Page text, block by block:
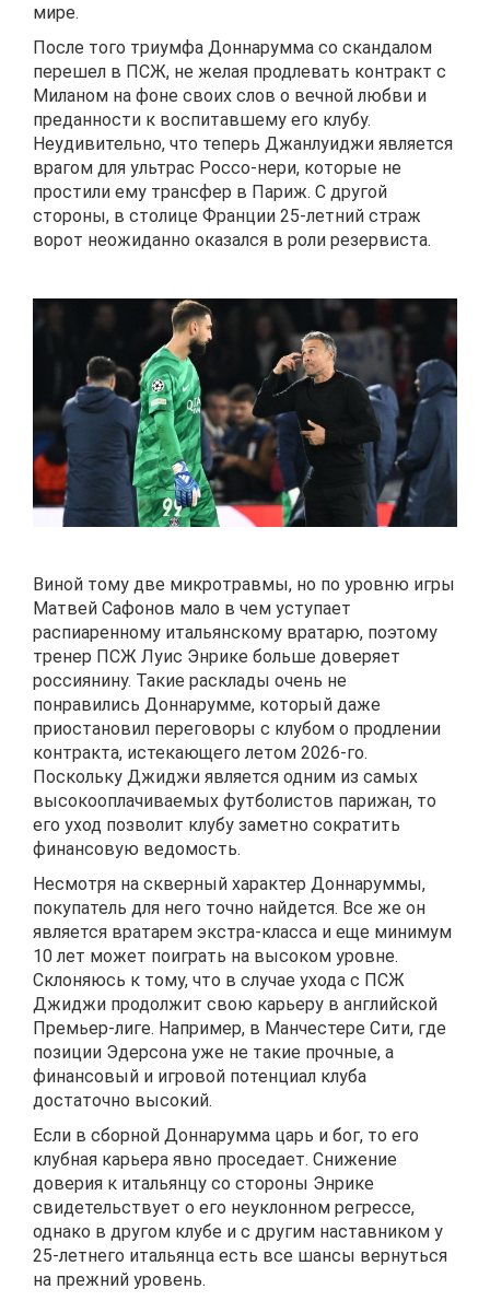
мире.
После того триумфа Доннарумма со скандалом
перешел в ПСЖ, не желая продлевать контракт с
Миланом на фоне своих слов о вечной любви и
преданности к воспитавшему его клубу.
Неудивительно, что теперь Джанлуиджи является
врагом для ультрас Россо-нери, которые не
простили ему трансфер в Париж. С другой
стороны, в столице Франции 25-летний страж
ворот неожиданно оказался в роли резервиста.
Виной тому две микротравмы, но по уровню игры
Матвей Сафонов мало в чем уступает
распиаренному итальянскому вратарю, поэтому
тренер ПСЖ Луис Энрике больше доверяет
россиянину. Такие расклады очень не
понравились Доннарумме, который даже
приостановил переговоры с клубом о продлении
контракта, истекающего летом 2026-го.
Поскольку Джиджи является одним из самых
высокооплачиваемых футболистов парижан, то
его уход позволит клубу заметно сократить
финансовую ведомость.
Несмотря на скверный характер Доннаруммы,
покупатель для него точно найдется. Все же он
является вратарем экстра-класса и еще минимум
10 лет может поиграть на высоком уровне.
Склоняюсь к тому, что в случае ухода с ПСЖ
Джиджи продолжит свою карьеру в английской
Премьер-лиге. Например, в Манчестере Сити, где
позиции Эдерсона уже не такие прочные, а
финансовый и игровой потенциал клуба
достаточно высокий.
Если в сборной Доннарумма царь и бог, то его
клубная карьера явно проседает. Снижение
доверия к итальянцу со стороны Энрике
свидетельствует о его неуклонном регрессе,
однако в другом клубе и с другим наставником у
25-летнего итальянца есть все шансы вернуться
на прежний уровень.